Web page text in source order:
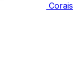
Corais